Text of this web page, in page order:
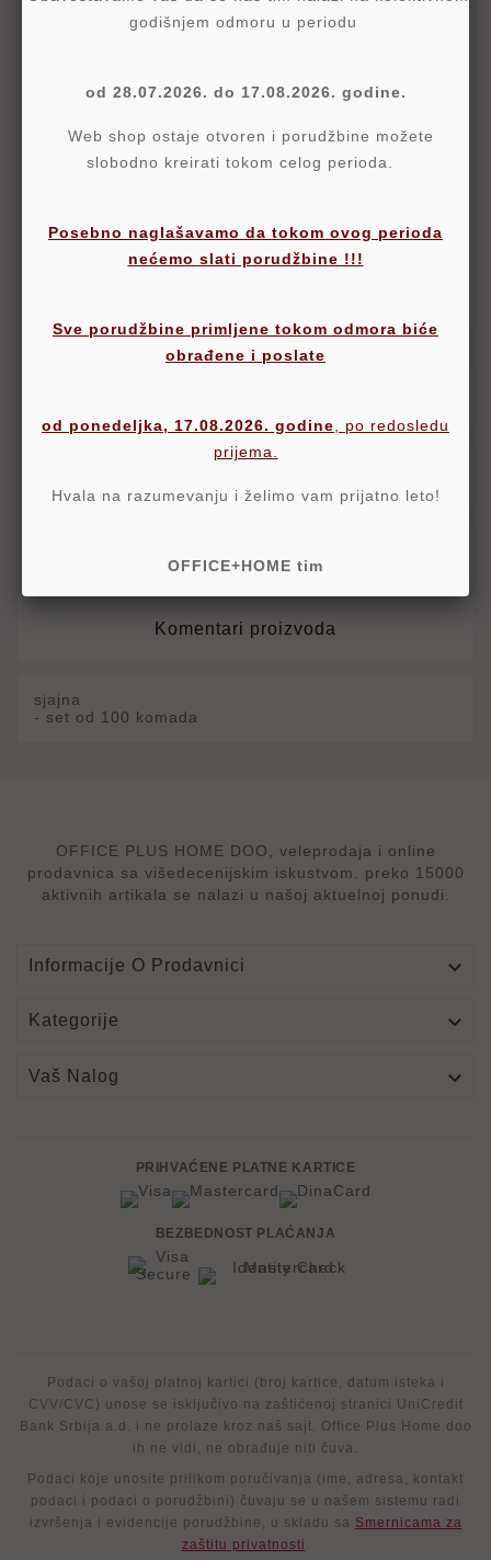
Write your review
Politika Sigurnosti
Komentari proizvoda
sjajna
- set od 100 komada
OFFICE PLUS HOME DOO, veleprodaja i online
prodavnica sa višedecenijskim iskustvom. preko 15000
aktivnih artikala se nalazi u našoj aktuelnoj ponudi.
Informacije O Prodavnici 
Kategorije 
Vaš Nalog 
PRIHVAĆENE PLATNE KARTICE
BEZBEDNOST PLAĆANJA
Podaci o vašoj platnoj kartici (broj kartice, datum isteka i
CVV/CVC) unose se isključivo na zaštićenoj stranici UniCredit
Bank Srbija a.d. i ne prolaze kroz naš sajt. Office Plus Home doo
ih ne vidi, ne obrađuje niti čuva.
Podaci koje unosite prilikom poručivanja (ime, adresa, kontakt
podaci i podaci o porudžbini) čuvaju se u našem sistemu radi
izvršenja i evidencije porudžbine, u skladu sa Smernicama za
zaštitu privatnosti
godišnjem odmoru u periodu
od 28.07.2026. do 17.08.2026. godine.
Web shop ostaje otvoren i porudžbine možete
slobodno kreirati tokom celog perioda.
Posebno naglašavamo da tokom ovog perioda
nećemo slati porudžbine !!!
Sve porudžbine primljene tokom odmora biće
obrađene i poslate
od ponedeljka, 17.08.2026. godine , po redosledu
prijema.
Hvala na razumevanju i želimo vam prijatno leto!
OFFICE+HOME tim